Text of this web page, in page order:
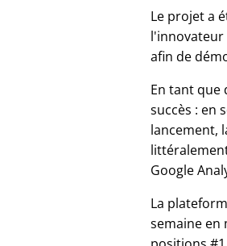
Le projet a
l'innovateur
afin de
En tant que
succès : en
lancement,
Google
La
semaine en